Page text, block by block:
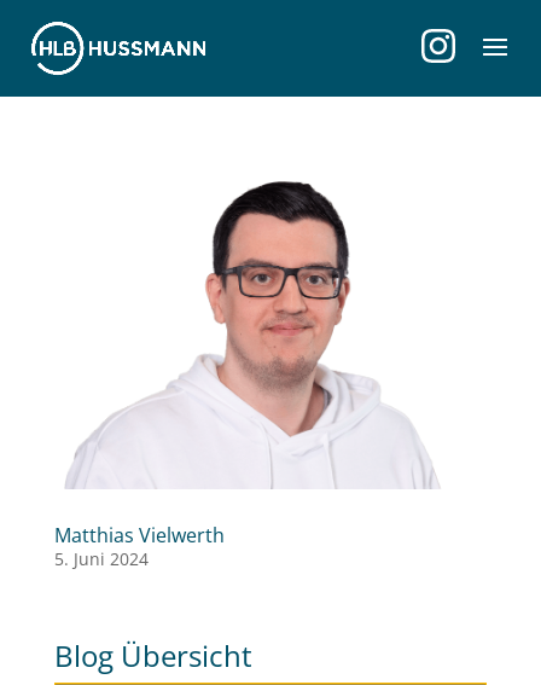
Matthias Vielwerth
5. Juni 2024
Blog Übersicht